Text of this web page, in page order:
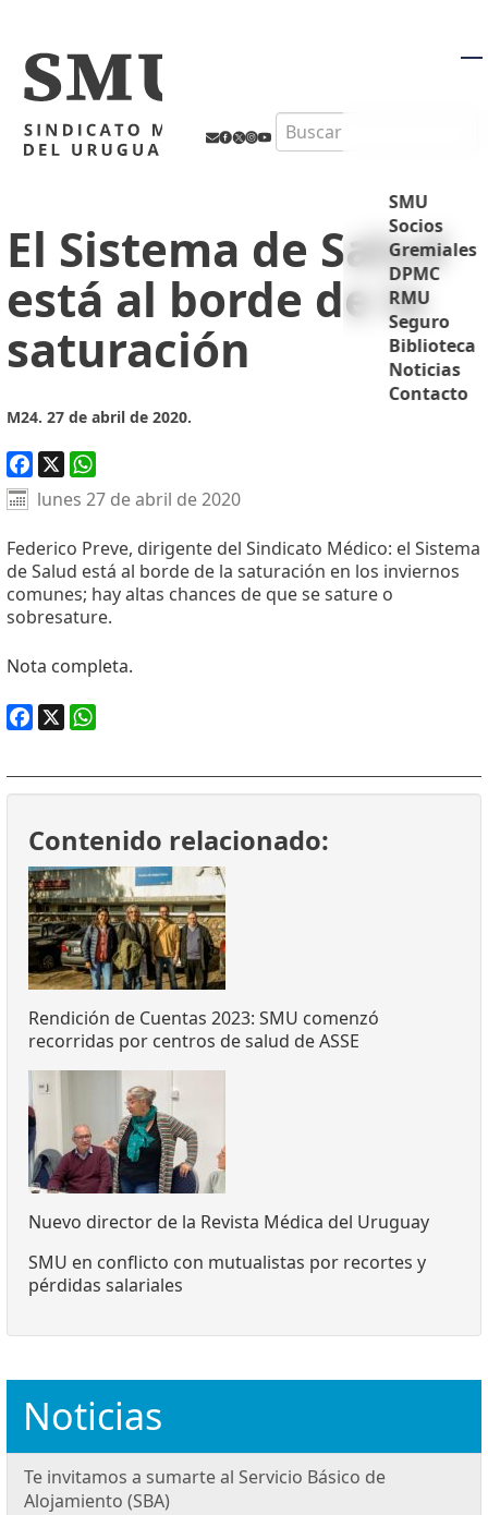
Search
SMU
Socios
Gremiales
DPMC
RMU
Seguro
Biblioteca
Noticias
Contacto
El Sistema de Salud
está al borde de la
saturación
M24. 27 de abril de 2020.
Facebook
X WhatsApp
lunes 27 de abril de 2020
Federico Preve, dirigente del Sindicato Médico: el Sistema
de Salud está al borde de la saturación en los inviernos
comunes; hay altas chances de que se sature o
sobresature.
Nota completa.
Contenido relacionado:
Rendición de Cuentas 2023: SMU comenzó
recorridas por centros de salud de ASSE
Nuevo director de la Revista Médica del Uruguay
SMU en conflicto con mutualistas por recortes y
pérdidas salariales
Noticias
Te invitamos a sumarte al Servicio Básico de
Alojamiento (SBA)